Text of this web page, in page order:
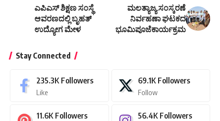
ಎಪಿಎಸ್ ಶಿಕ್ಷಣ ಸಂಸ್ಥೆ
ಆವರಣದಲ್ಲಿ ಬೃಹತ್
ಉದ್ಯೋಗ ಮೇಳ
ಮಲತ್ಯಾಜ್ಯ ಸಂಸ್ಕರಣೆ
ನಿರ್ವಹಣಾ ಘಟಕದ
ಭೂಮಿಪೂಜೆಕಾರ್ಯಕ್ರಮ
Stay Connected
235.3K Followers
Like
69.1K Followers
Follow
11.6K Followers 56.4K Followers